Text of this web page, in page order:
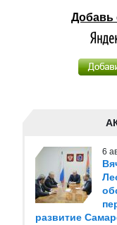
Добавь
6
развитие